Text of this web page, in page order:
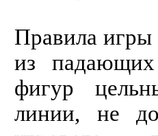
Правила игры
из падающих
фигур
линии, не